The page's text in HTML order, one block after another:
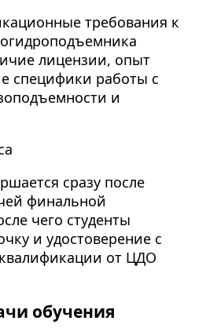
требования к
лицензии, опыт
специфики работы с
и
сразу после
финальной
чего студенты
и удостоверение с
от ЦДО
обучения